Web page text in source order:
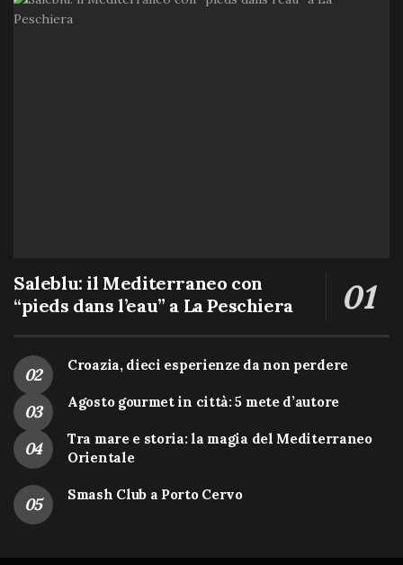
Saleblu: il Mediterraneo con
“pieds dans l’eau” a La Peschiera
Croazia, dieci esperienze da non perdere
Agosto gourmet in città: 5 mete d’autore
Tra mare e storia: la magia del Mediterraneo
Orientale
Smash Club a Porto Cervo